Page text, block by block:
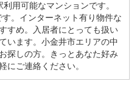
用可能なマンションです。
。インターネット有り物件な
すめ。入居者にとっても扱い
います。小金井市エリアの中
探しの方。きっとあなた好み
にご連絡ください。